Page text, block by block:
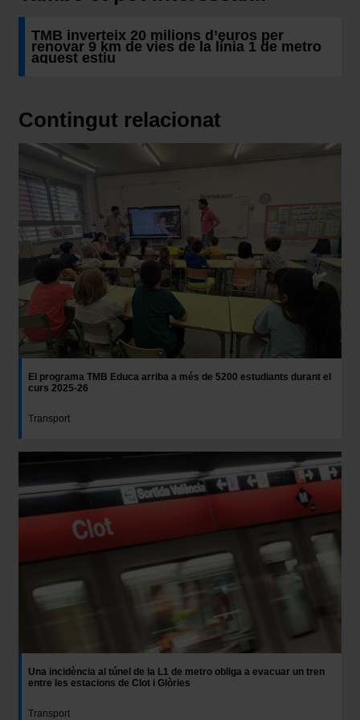
En cualquier momento de la navegación en esta web,
podrás modificar tu selección de cookies seleccionando
la opción “Gestor de cookies”, que encontrarás en el
TMB inverteix 20 milions d’euros per
renovar 9 km de vies de la línia 1 de metro
aquest estiu
Contingut relacionat
El programa TMB Educa arriba a més de 5200 estudiants durant el
curs 2025-26
Transport
Una incidència al túnel de la L1 de metro obliga a evacuar un tren
entre les estacions de Clot i Glòries
Transport